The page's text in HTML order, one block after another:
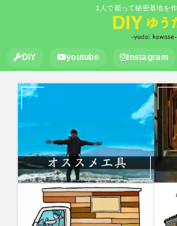
1人で籠って秘密基地を作
DIY youtube instagram